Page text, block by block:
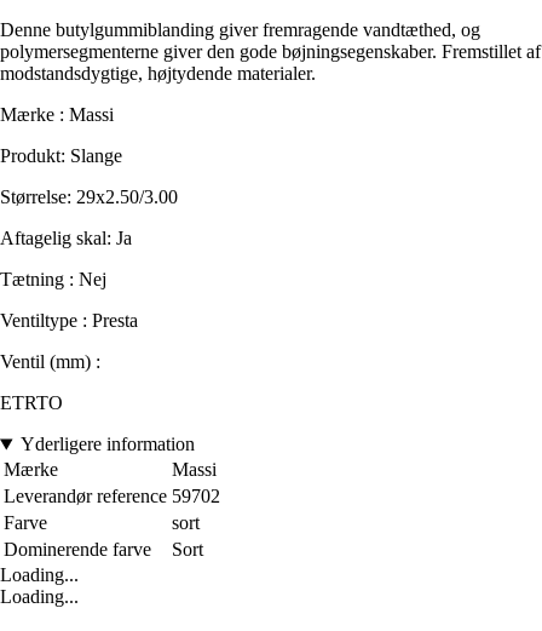
Denne butylgummiblanding giver fremragende vandtæthed, og
polymersegmenterne giver den gode bøjningsegenskaber. Fremstillet af
modstandsdygtige, højtydende materialer.
Mærke : Massi
Produkt: Slange
Størrelse: 29x2.50/3.00
Aftagelig skal: Ja
Tætning : Nej
Ventiltype : Presta
Ventil (mm) :
ETRTO
Yderligere information
Mærke
Massi
Leverandør reference 59702
Farve
sort
Dominerende farve
Sort
Loading...
Loading...